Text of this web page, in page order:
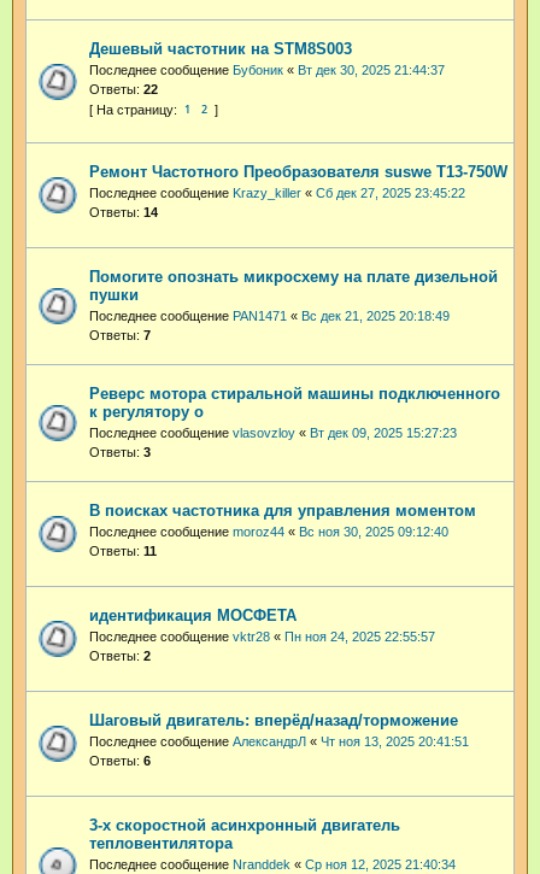
Дешевый частотник на STM8S003
Последнее сообщение Бубоник « Вт дек 30, 2025 21:44:37
Ответы: 22
1 2
Ремонт Частотного Преобразователя suswe Т13-750W
Последнее сообщение Krazy_killer « Сб дек 27, 2025 23:45:22
Ответы: 14
Помогите опознать микросхему на плате дизельной
пушки
Последнее сообщение PAN1471 « Вс дек 21, 2025 20:18:49
Ответы: 7
Реверс мотора стиральной машины подключенного
к регулятору о
Последнее сообщение vlasovzloy « Вт дек 09, 2025 15:27:23
Ответы: 3
В поисках частотника для управления моментом
Последнее сообщение moroz44 « Вс ноя 30, 2025 09:12:40
Ответы: 11
идентификация МОСФЕТА
Последнее сообщение vktr28 « Пн ноя 24, 2025 22:55:57
Ответы: 2
Шаговый двигатель: вперёд/назад/торможение
Последнее сообщение АлександрЛ « Чт ноя 13, 2025 20:41:51
Ответы: 6
3-х скоростной асинхронный двигатель
тепловентилятора
Последнее сообщение Nranddek « Ср ноя 12, 2025 21:40:34